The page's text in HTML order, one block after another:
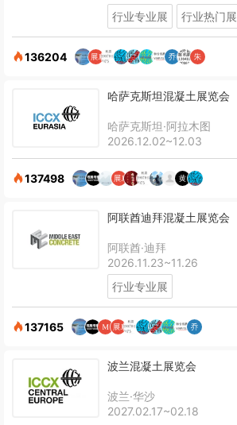
行业专业展
行业热门展
136204
哈萨克斯坦混凝土展览会
哈萨克斯坦·阿拉木图
2026.12.02~12.03
137498
阿联酋迪拜混凝土展览会
阿联酋·迪拜
2026.11.23~11.26
行业专业展
137165
波兰混凝土展览会
波兰·华沙
2027.02.17~02.18